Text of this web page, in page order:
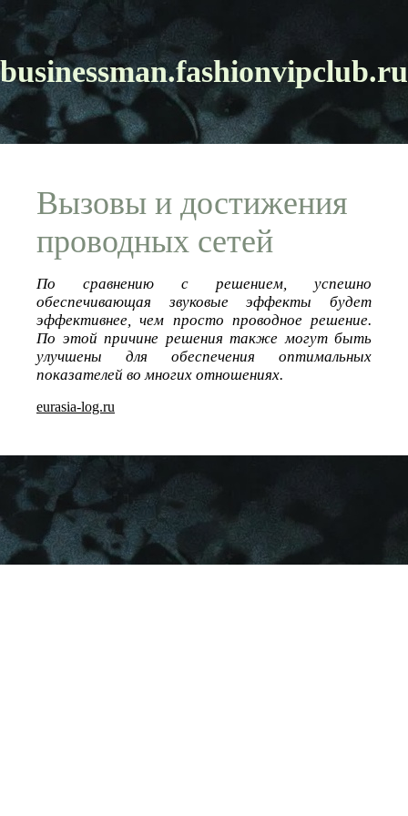
businessman.fashionvipclub.ru
Вызовы и достижения
проводных сетей
По сравнению с решением, успешно
обеспечивающая звуковые эффекты будет
эффективнее, чем просто проводное решение.
По этой причине решения также могут быть
улучшены для обеспечения оптимальных
показателей во многих отношениях.
eurasia-log.ru